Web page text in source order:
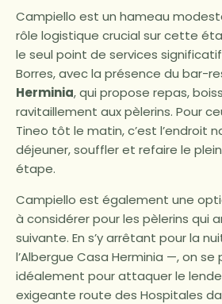
Campiello est un hameau
rôle logistique crucial sur cette
le seul point de services
Borres, avec la présence du bar-
Herminia, qui propose repas,
ravitaillement aux pèlerins. Pour
Tineo tôt le matin, c’est l’endroit
déjeuner, souffler et refaire le
étape.
Campiello est également une
à considérer pour les pèlerins qui
suivante. En s’y arrêtant pour la
l’Albergue Casa Herminia —, on se
idéalement pour attaquer le
exigeante route des Hospitales